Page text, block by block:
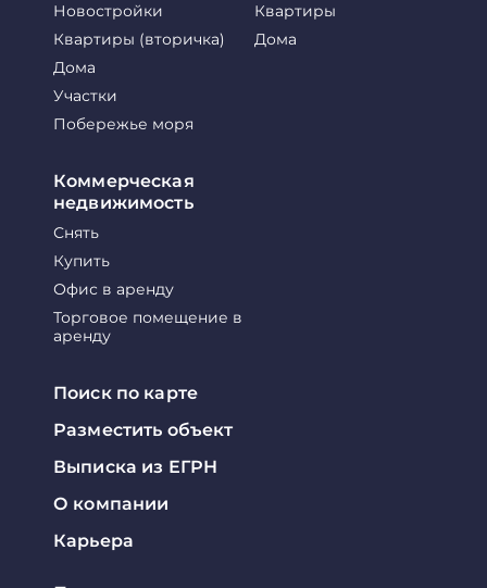
Новостройки
Квартиры (вторичка)
Дома
Участки
Побережье моря
Квартиры
Дома
Коммерческая
недвижимость
Снять
Купить
Офис в аренду
Торговое помещение в
аренду
Поиск по карте
Разместить объект
Выписка из ЕГРН
О компании
Карьера